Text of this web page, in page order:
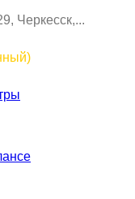
Черкесск,...